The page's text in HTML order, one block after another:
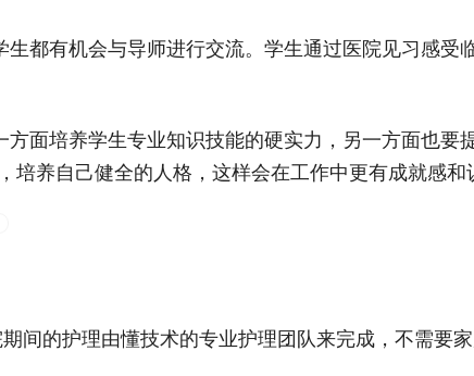
都有机会与导师进行交流。学生通过医院见习感受
面培养学生专业知识技能的硬实力，另一方面也要
养自己健全的人格，这样会在工作中更有成就感和
间的护理由懂技术的专业护理团队来完成，不需要